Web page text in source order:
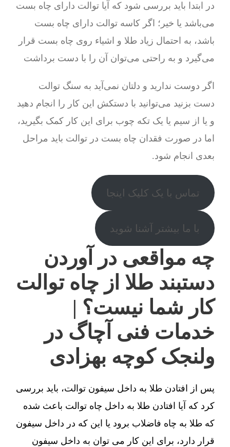
در ابتدا باید بررسی شود که آیا توالت دارای چاه بست
می‌باشد یا خیر؛ اگر کاسه توالت دارای چاه بست
باشد، به احتمال زیاد طلا و اشیاء روی چاه بست قرار
می‌گیرد و به راحتی می‌توان آن را با دست برداشت
اگر دوست ندارید و دلتان نمی‌آید به سنگ توالت
دست بزنید می‌توانید با دستکش این کار را انجام دهید
و یا از سیم یا یک تکه چوب برای این کار کمک بگیرید،
اما در صورت فقدان چاه بست در توالت باید مراحل
بعدی انجام شود.
تماس با یک کلیک اینجا
با ما بیشتر آشنا شوید
چه مواقعی در آوردن
دستبند طلا از چاه توالت
کار شما نیست؟ |
خدمات فنی آچاگ در
ولنجک کوچه بهزادی
پس از افتادن طلا به داخل سیفون توالت، باید بررسی
کرد که آیا افتادن طلا به داخل چاه توالت باعث شده
که طلا به چاه فاضلاب برود یا این که در داخل سیفون
قرار دارد، برای این کار می توان به داخل سیفون